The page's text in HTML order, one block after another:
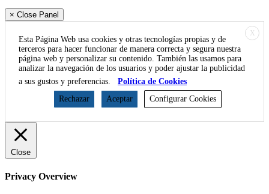
× Close Panel
X
Esta Página Web usa cookies y otras tecnologías propias y de
terceros para hacer funcionar de manera correcta y segura nuestra
página web y personalizar su contenido. También las usamos para
analizar la navegación de los usuarios y poder ajustar la publicidad
a sus gustos y preferencias.
Política de Cookies
Rechazar
Aceptar Configurar Cookies
Close
Privacy Overview